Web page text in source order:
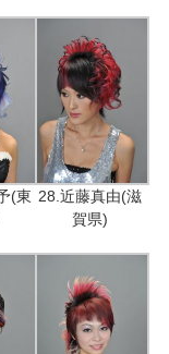
(東 28.近藤真由(滋
賀県)